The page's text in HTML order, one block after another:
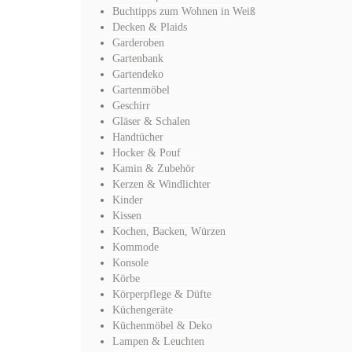
Buchtipps zum Wohnen in Weiß
Decken & Plaids
Garderoben
Gartenbank
Gartendeko
Gartenmöbel
Geschirr
Gläser & Schalen
Handtücher
Hocker & Pouf
Kamin & Zubehör
Kerzen & Windlichter
Kinder
Kissen
Kochen, Backen, Würzen
Kommode
Konsole
Körbe
Körperpflege & Düfte
Küchengeräte
Küchenmöbel & Deko
Lampen & Leuchten